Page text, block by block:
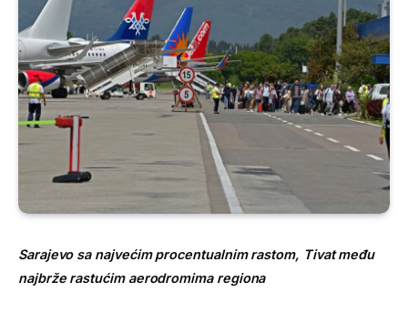
Sarajevo sa najvećim procentualnim rastom, Tivat među
najbrže rastućim aerodromima regiona